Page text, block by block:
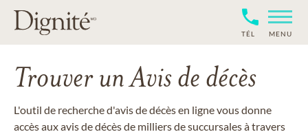
TÉL MENU
Trouver un Avis de décès
L'outil de recherche d'avis de décès en ligne vous donne
accès aux avis de décès de milliers de succursales à travers